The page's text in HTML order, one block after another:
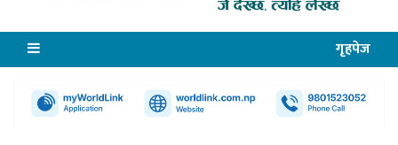
गृहपेज